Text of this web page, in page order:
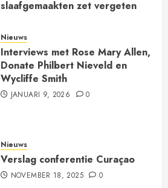
slaafgemaakten zet vergeten
JANUARI 30, 2026
Nieuws
Interviews met Rose Mary Allen,
Donate Philbert Nieveld en
Wycliffe Smith
JANUARI 9, 2026 0
Nieuws
Verslag conferentie Curaçao
NOVEMBER 18, 2025 0